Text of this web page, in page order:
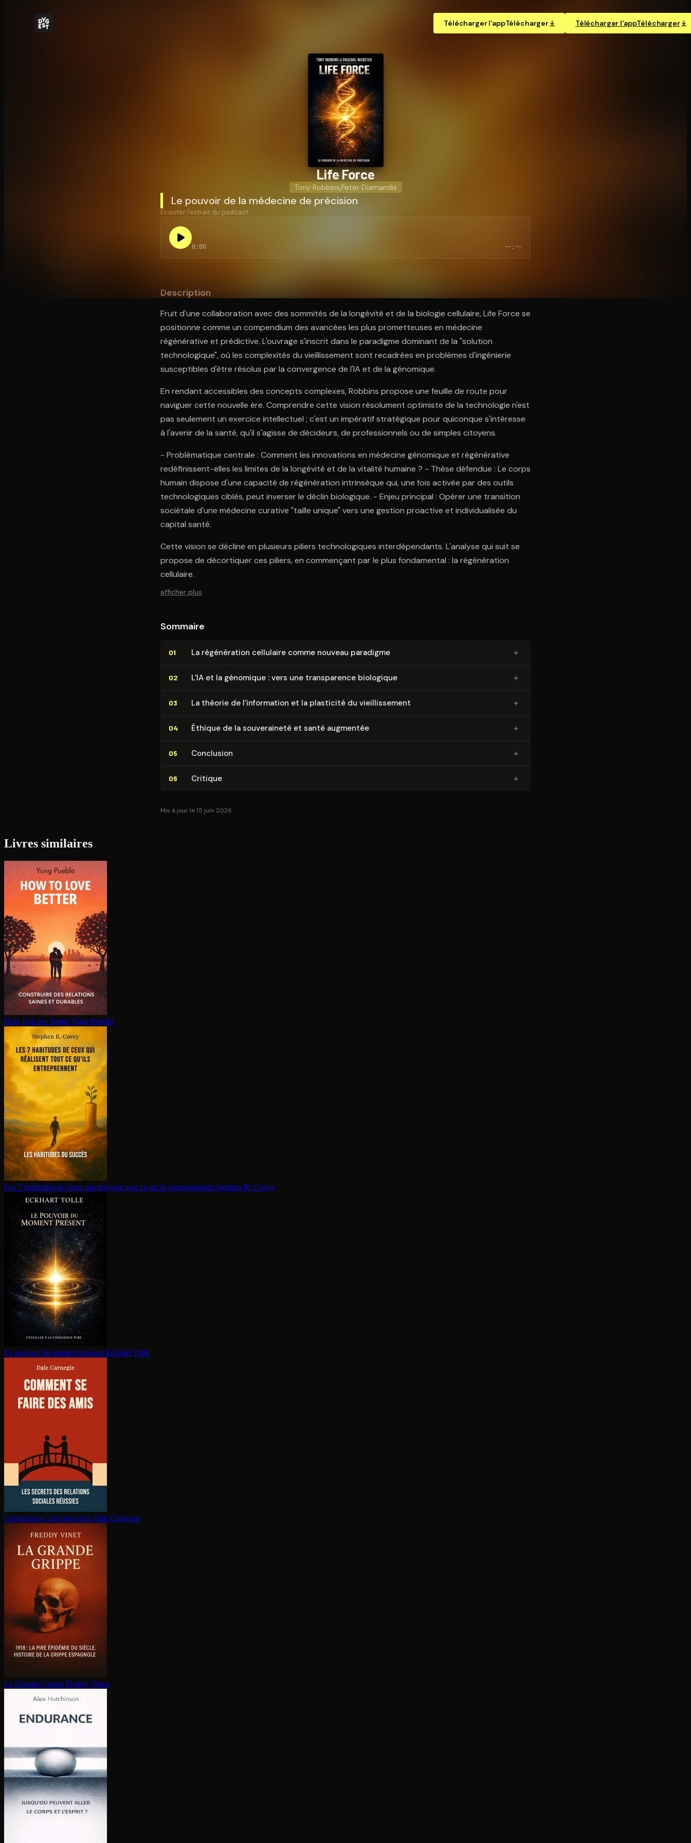
Télécharger l'appTélécharger Télécharger l'appTélécharger
Life Force
Tony Robbins Peter Diamandis
Le pouvoir de la médecine de précision
Écouter l'extrait du podcast :
0:00 --:--
Description
Fruit d'une collaboration avec des sommités de la longévité et de la biologie cellulaire, Life Force se
positionne comme un compendium des avancées les plus prometteuses en médecine
régénérative et prédictive. L'ouvrage s'inscrit dans le paradigme dominant de la "solution
technologique", où les complexités du vieillissement sont recadrées en problèmes d'ingénierie
susceptibles d'être résolus par la convergence de l'IA et de la génomique.
En rendant accessibles des concepts complexes, Robbins propose une feuille de route pour
naviguer cette nouvelle ère. Comprendre cette vision résolument optimiste de la technologie n'est
pas seulement un exercice intellectuel ; c'est un impératif stratégique pour quiconque s'intéresse
à l'avenir de la santé, qu'il s'agisse de décideurs, de professionnels ou de simples citoyens.
- Problématique centrale : Comment les innovations en médecine génomique et régénérative
redéfinissent-elles les limites de la longévité et de la vitalité humaine ? - Thèse défendue : Le corps
humain dispose d'une capacité de régénération intrinsèque qui, une fois activée par des outils
technologiques ciblés, peut inverser le déclin biologique. - Enjeu principal : Opérer une transition
sociétale d'une médecine curative "taille unique" vers une gestion proactive et individualisée du
capital santé.
Cette vision se décline en plusieurs piliers technologiques interdépendants. L'analyse qui suit se
propose de décortiquer ces piliers, en commençant par le plus fondamental : la régénération
cellulaire.
afficher plus
Sommaire
01 La ré­gé­né­ra­tion cellulaire comme nouveau paradigme +
02 L'IA et la génomique : vers une trans­pa­rence biologique +
03 La théorie de l'in­for­ma­tion et la plasticité du vieillis­se­ment +
04 Éthique de la sou­ve­rai­ne­té et santé augmentée +
05 Conclusion +
06 Critique +
Mis à jour le 15 juin 2026
Livres similaires
How to Love BetterYung Pueblo
Les 7 habitudes de ceux qui réalisent tout ce qu’ils en­tre­prennent Stephen R. Covey
Le pouvoir du moment présent Eckhart Tolle
Comment se faire des amis Dale Carnegie
La Grande Grippe Freddy Vinet